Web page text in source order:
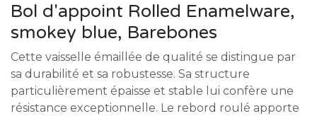
Bol d'appoint Rolled Enamelware,
smokey blue, Barebones
Cette vaisselle émaillée de qualité se distingue par
sa durabilité et sa robustesse. Sa structure
particulièrement épaisse et stable lui confère une
résistance exceptionnelle. Le rebord roulé apporte